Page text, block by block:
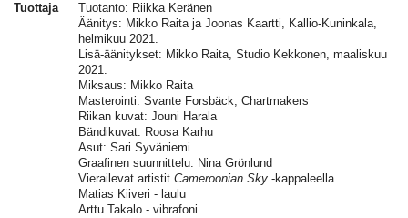
Tuottaja
Tuotanto: Riikka Keränen
Äänitys: Mikko Raita ja Joonas Kaartti, Kallio-Kuninkala,
helmikuu 2021.
Lisä-äänitykset: Mikko Raita, Studio Kekkonen, maaliskuu
2021.
Miksaus: Mikko Raita
Masterointi: Svante Forsbäck, Chartmakers
Riikan kuvat: Jouni Harala
Bändikuvat: Roosa Karhu
Asut: Sari Syväniemi
Graafinen suunnittelu: Nina Grönlund
Vierailevat artistit Cameroonian Sky-kappaleella
Matias Kiiveri - laulu
Arttu Takalo - vibrafoni